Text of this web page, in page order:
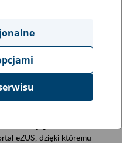
eZUS
eZUS, dzięki któremu